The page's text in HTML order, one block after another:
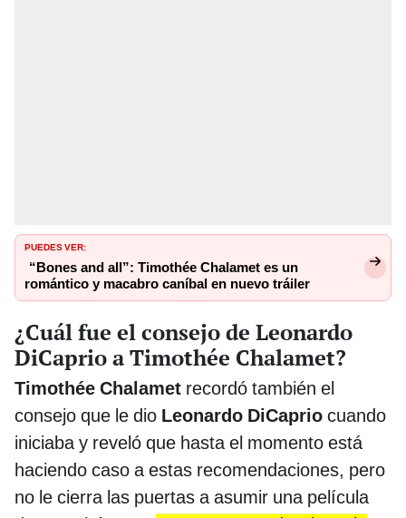
PUEDES VER:
“Bones and all”: Timothée Chalamet es un
romántico y macabro caníbal en nuevo tráiler
¿Cuál fue el consejo de Leonardo
DiCaprio a Timothée Chalamet?
Timothée Chalamet recordó también el
consejo que le dio Leonardo DiCaprio cuando
iniciaba y reveló que hasta el momento está
haciendo caso a estas recomendaciones, pero
no le cierra las puertas a asumir una película